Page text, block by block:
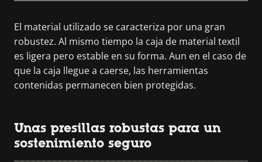
El material utilizado se caracteriza por una gran
robustez. Al mismo tiempo la caja de material textil
es ligera pero estable en su forma. Aun en el caso de
que la caja llegue a caerse, las herramientas
contenidas permanecen bien protegidas.
Unas presillas robustas para un
sostenimiento seguro